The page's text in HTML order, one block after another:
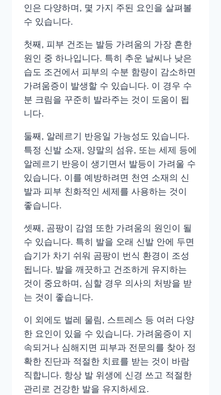
인은 다양하며, 몇 가지 주된 요인을 살펴볼
수 있습니다.
첫째, 피부 건조는 발등 가려움의 가장 흔한
원인 중 하나입니다. 특히 추운 날씨나 낮은
습도 조건에서 피부의 수분 함량이 감소하면
가려움증이 발생할 수 있습니다. 이 경우 수
분 크림을 꾸준히 발라주는 것이 도움이 됩
니다.
둘째, 알레르기 반응일 가능성도 있습니다.
특정 신발 소재, 양말의 섬유, 또는 세제 등에
알레르기 반응이 생기면서 발등이 가려울 수
있습니다. 이를 예방하려면 천연 소재의 신
발과 피부 친화적인 세제를 사용하는 것이
좋습니다.
셋째, 곰팡이 감염 또한 가려움의 원인이 될
수 있습니다. 특히 발을 오래 신발 안에 두면
습기가 차기 쉬워 곰팡이 번식 환경이 조성
됩니다. 발을 깨끗하고 건조하게 유지하는
것이 중요하며, 심할 경우 의사의 처방을 받
는 것이 좋습니다.
이 외에도 벌레 물림, 스트레스 등 여러 다양
한 요인이 있을 수 있습니다. 가려움증이 지
속되거나 심해지면 피부과 전문의를 찾아 정
확한 진단과 적절한 치료를 받는 것이 바람
직합니다. 항상 발 위생에 신경 쓰고 적절한
관리로 건강한 발을 유지하세요.